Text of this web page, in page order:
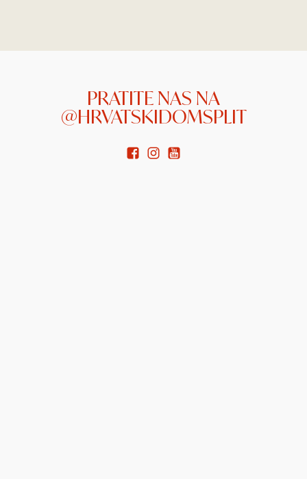
PRATITE NAS NA
@HRVATSKIDOMSPLIT